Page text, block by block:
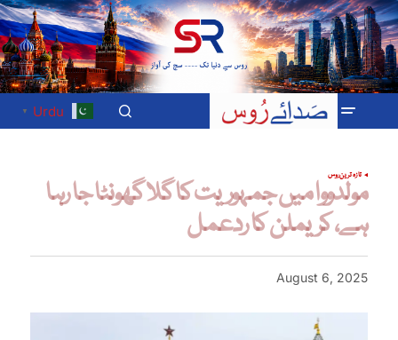
Urdu
▼
تازہ ترینروس
مولدووا میں جمہوریت کا گلا گھونٹا جا رہا
ہے، کریملن کا ردعمل
August 6, 2025